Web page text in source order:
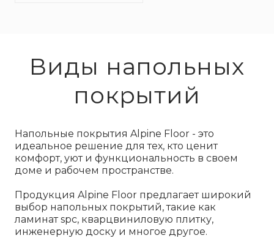
Виды напольных
покрытий
Напольные покрытия Alpine Floor - это
идеальное решение для тех, кто ценит
комфорт, уют и функциональность в своем
доме и рабочем пространстве.
Продукция Alpine Floor предлагает широкий
выбор напольных покрытий, такие как
ламинат spc, кварцвиниловую плитку,
инженерную доску и многое другое.